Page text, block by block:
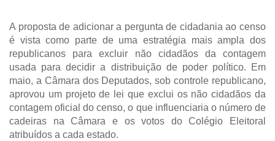
A proposta de adicionar a pergunta de cidadania ao censo
é vista como parte de uma estratégia mais ampla dos
republicanos para excluir não cidadãos da contagem
usada para decidir a distribuição de poder político. Em
maio, a Câmara dos Deputados, sob controle republicano,
aprovou um projeto de lei que exclui os não cidadãos da
contagem oficial do censo, o que influenciaria o número de
cadeiras na Câmara e os votos do Colégio Eleitoral
atribuídos a cada estado.